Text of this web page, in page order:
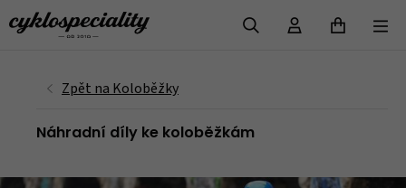
Náhradní díly ke koloběžkám